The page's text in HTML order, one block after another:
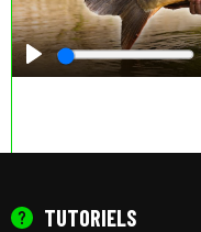
Play
TUTORIELS